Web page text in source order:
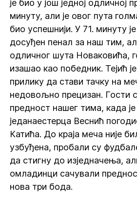
је био у још једној одличној
минуту, али је овог пута
био успешнији. У 71. минуту
досуђен пенал за наш тим,
одличног шута Новаковића,
изашао као победник. Тејић
прилику да стави тачку на
недовољно прецизан. Гости
предност нашег тима, када
једанаестерца Веснић
Катића. До краја меча није
узбуђена, пробали су
да стигну до изједначења,
омладинци сачували
нова три бода.